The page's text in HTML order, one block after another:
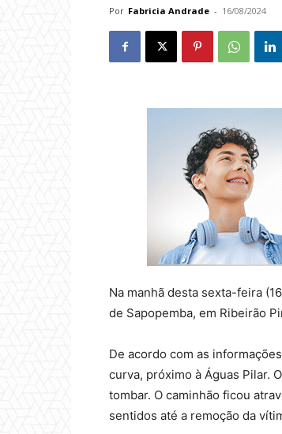
Por Fabricia Andrade - 16/08/2024
Na manhã desta sexta-feira
de Sapopemba, em Ribeirão
De acordo com as
curva, próximo à Águas Pilar.
tombar. O caminhão ficou
sentidos até a remoção da